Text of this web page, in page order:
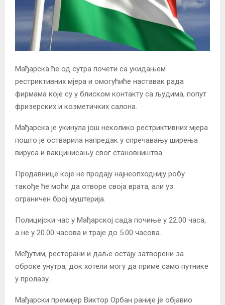
Мађарска ће од сутра почети са укидањем
рестриктивних мјера и омогућиће наставак рада
фирмама које су у блиском контакту са људима, попут
фризерских и козметичких салона.
Мађарска је укинула још неколико рестриктивних мјера
пошто је остварила напредак у спречавању ширења
вируса и вакцинисању свог становништва.
Продавнице које не продају најнеопходнију робу
такође ће моћи да отворе своја врата, али уз
ограничен број муштерија.
Полицијски час у Мађарској сада почиње у 22.00 часа,
а не у 20.00 часова и траје до 5.00 часова.
Међутим, ресторани и даље остају затворени за
оброке унутра, док хотели могу да приме само путнике
у пролазу.
Мађарски премијер Виктор Орбан раније је објавио